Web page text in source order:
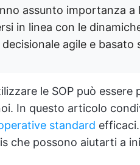
assunto importanza
in linea con le
agile e basato
le SOP può
In questo articolo
standard
che possono aiutarti a